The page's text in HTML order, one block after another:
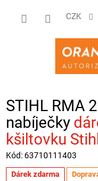
CZK
STIHL RMA
nabíječky
kšiltovku
Kód: 63710111403
Dárek zdarma